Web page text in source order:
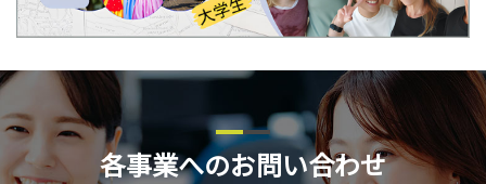
各事業へのお問い合わせ